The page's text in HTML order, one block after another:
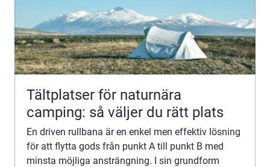
Tältplatser för naturnära
camping: så väljer du rätt plats
En driven rullbana är en enkel men effektiv lösning
för att flytta gods från punkt A till punkt B med
minsta möjliga ansträngning. I sin grundform